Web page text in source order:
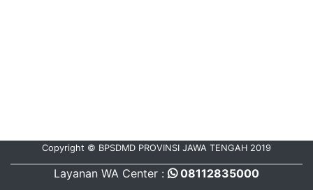
Copyright © BPSDMD PROVINSI JAWA TENGAH 2019
Hubungi Kami : 08112835000
Copyright © BPSDMD PROVINSI JAWA TENGAH 2019
Layanan WA Center : 08112835000